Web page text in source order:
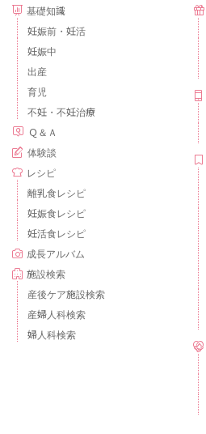
基礎知識
妊娠前・妊活
妊娠中
出産
育児
不妊・不妊治療
Ｑ＆Ａ
体験談
レシピ
離乳食レシピ
妊娠食レシピ
妊活食レシピ
成長アルバム
施設検索
産後ケア施設検索
産婦人科検索
婦人科検索